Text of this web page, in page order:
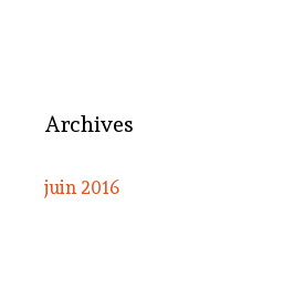
Archives
juin 2016